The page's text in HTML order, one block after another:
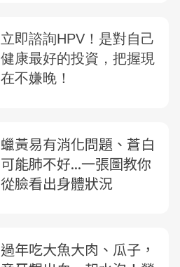
蠟黃易有消化問題、蒼白
可能肺不好...一張圖教你
從臉看出身體狀況
過年吃大魚大肉、瓜子，